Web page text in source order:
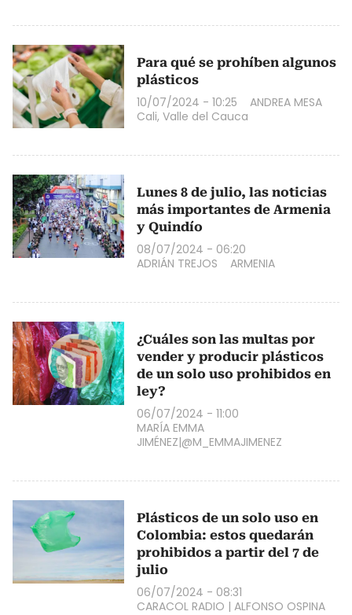
Para qué se prohíben algunos
plásticos
10/07/2024 - 10:25
ANDREA MESA
Cali, Valle del Cauca
Lunes 8 de julio, las noticias
más importantes de Armenia
y Quindío
08/07/2024 - 06:20
ADRIÁN TREJOS
ARMENIA
¿Cuáles son las multas por
vender y producir plásticos
de un solo uso prohibidos en
ley?
06/07/2024 - 11:00
MARÍA EMMA
JIMÉNEZ|@M_EMMAJIMENEZ
Plásticos de un solo uso en
Colombia: estos quedarán
prohibidos a partir del 7 de
julio
06/07/2024 - 08:31
CARACOL RADIO | ALFONSO OSPINA